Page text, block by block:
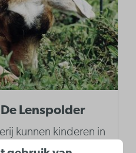
Lenspolder
kunnen kinderen in